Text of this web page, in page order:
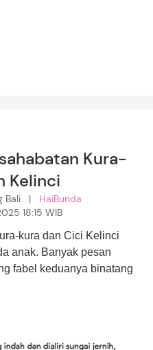
Kura-
Kelinci
Bali | HaiBunda
18:15 WIB
kura dan Cici Kelinci
anak. Banyak pesan
fabel keduanya binatang